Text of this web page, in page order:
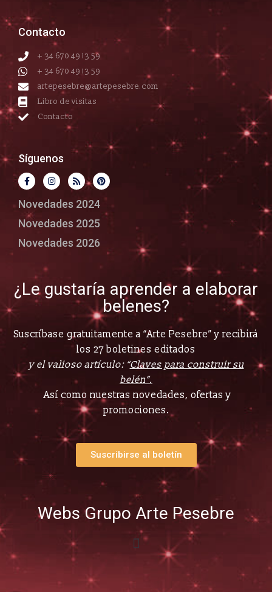
Contacto
+ 34 670 49 13 59
+ 34 670 49 13 59
artepesebre@artepesebre.com
Libro de visitas
Contacto
Síguenos
Novedades 2024
Novedades 2025
Novedades 2026
¿Le gustaría aprender a elaborar
belenes?
Suscríbase gratuitamente a “Arte Pesebre” y recibirá
los 27 boletines editados
y el valioso artículo: “Claves para construir su
belén”.
Así como nuestras novedades, ofertas y
promociones.
Suscribirse al boletín
Webs Grupo Arte Pesebre